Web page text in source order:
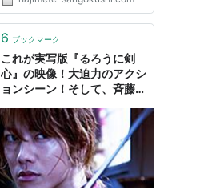
6 ブックマーク
これが実写版『るろうに剣
心』の映像！大迫力のアクシ
ョンシーン！そして、斉藤一
ュアルが解禁！｜シネマトゥ
デイ